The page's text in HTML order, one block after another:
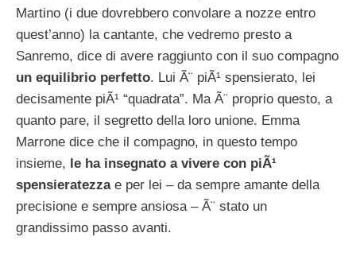
Martino (i due dovrebbero convolare a nozze entro
quest’anno) la cantante, che vedremo presto a
Sanremo, dice di avere raggiunto con il suo compagno
un equilibrio perfetto. Lui Ã¨ piÃ¹ spensierato, lei
decisamente piÃ¹ “quadrata”. Ma Ã¨ proprio questo, a
quanto pare, il segretto della loro unione. Emma
Marrone dice che il compagno, in questo tempo
insieme, le ha insegnato a vivere con piÃ¹
spensieratezza e per lei – da sempre amante della
precisione e sempre ansiosa – Ã¨ stato un
grandissimo passo avanti.